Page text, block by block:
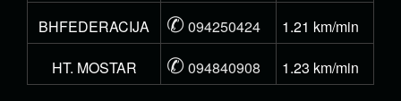
BHFEDERACIJA
✆ 094250424
1.21 km/min
HT. MOSTAR
✆ 094840908 1.23 km/min